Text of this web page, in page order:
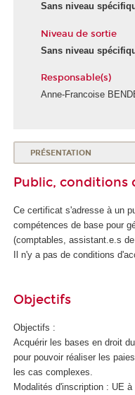
Sans niveau
Niveau de sortie
Sans niveau
Responsable(s)
Anne-Francoise
PRÉSENTATION
Public, conditions
Ce certificat s'adresse à un
compétences de base pour
(comptables, assistant.e.s
Il n'y a pas de conditions
Objectifs
Objectifs :
Acquérir les bases en droit
pour pouvoir réaliser les
les cas complexes.
Modalités d'inscription : UE à